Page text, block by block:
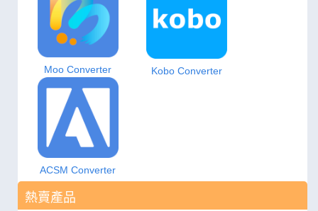
Moo Converter Kobo Converter
ACSM Converter
熱賣產品